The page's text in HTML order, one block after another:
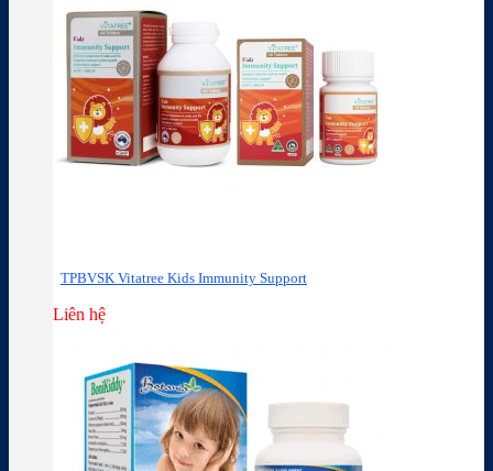
TPBVSK Vitatree Kids Immunity Support
Liên hệ